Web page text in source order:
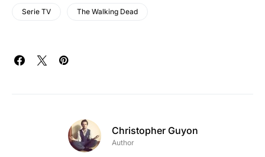
Serie TV The Walking Dead
Christopher Guyon
Author